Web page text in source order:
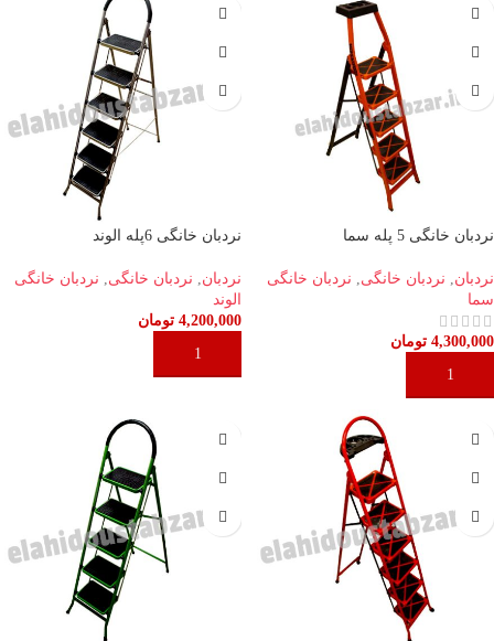
نردبان خانگی 5 پله سما
نردبان, نردبان خانگی, نردبان خانگی
سما
4,300,000 تومان
افزودن به سبد خرید
نردبان خانگی 6پله الوند
نردبان, نردبان خانگی, نردبان خانگی
الوند
4,200,000 تومان
افزودن به سبد خرید